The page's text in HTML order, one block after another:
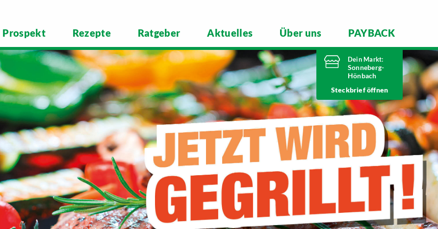
Prospekt Rezepte Ratgeber Aktuelles Über uns PAYBACK
Dein Markt:
Sonneberg-
Hönbach
Heute bis
Telefonnummer
03675 8820
Neustadter Straße 199
96515 Sonneberg
Markt ändern
Steckbrief